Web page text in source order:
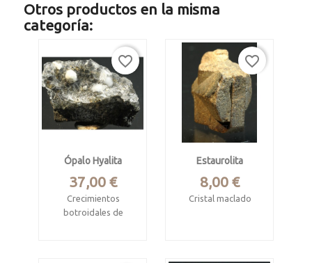
Otros productos en la misma
categoría:
Ópalo Hyalita
Precio
37,00 €
Crecimientos
botroidales de
favorite_border
Estaurolita
Precio
8,00 €
Cristal maclado
favorite_border